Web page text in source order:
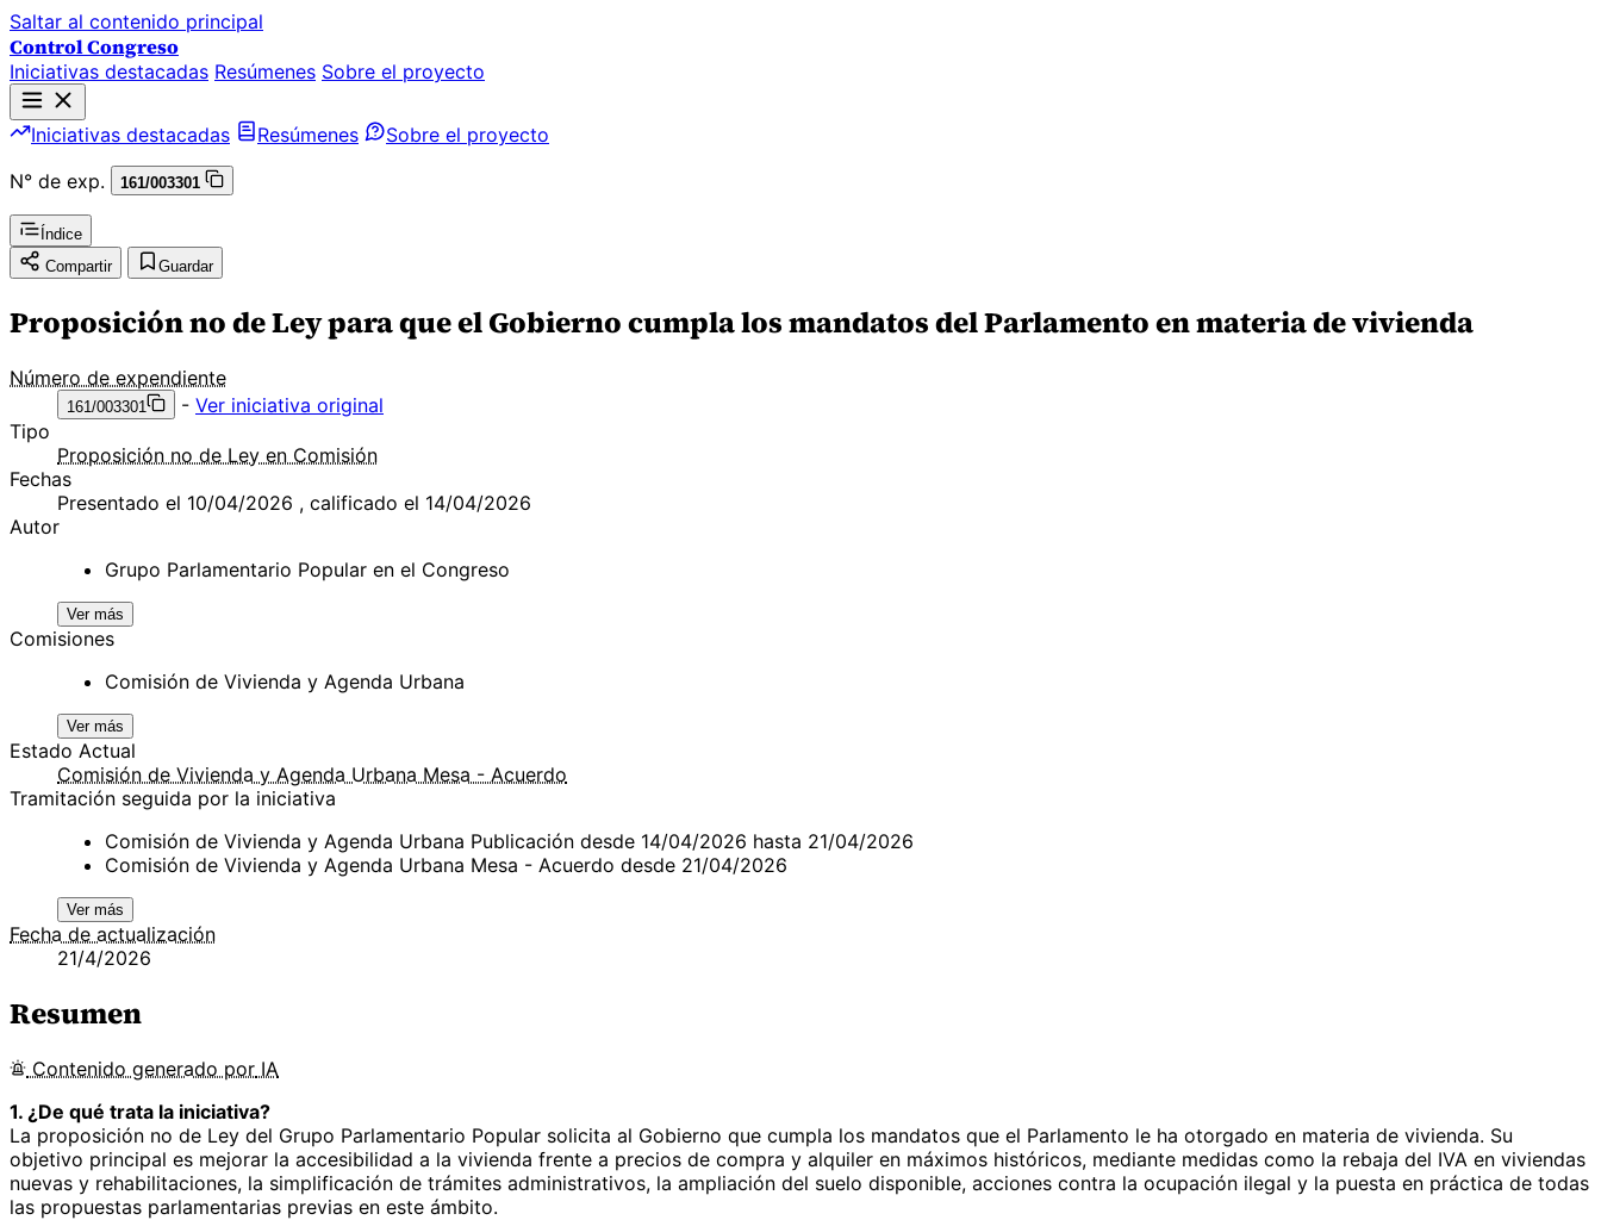
Saltar al contenido principal
Control Congreso
Iniciativas destacadas Resúmenes Sobre el proyecto
Iniciativas destacadas Resúmenes
Sobre el proyecto
N° de exp.
161/003301
Índice
Compartir
Guardar
Proposición no de Ley para que el Gobierno cumpla los mandatos del Parlamento en materia de vivienda
Número de expendiente
161/003301 - Ver iniciativa original
Tipo
Proposición no de Ley en Comisión
Fechas
Presentado el 10/04/2026 , calificado el 14/04/2026
Autor
Grupo Parlamentario Popular en el Congreso
Ver más
Comisiones
Comisión de Vivienda y Agenda Urbana
Ver más
Estado Actual
Comisión de Vivienda y Agenda Urbana Mesa - Acuerdo
Tramitación seguida por la iniciativa
Comisión de Vivienda y Agenda Urbana Publicación desde 14/04/2026 hasta 21/04/2026
Comisión de Vivienda y Agenda Urbana Mesa - Acuerdo desde 21/04/2026
Ver más
Fecha de actualización
21/4/2026
Resumen
Contenido generado por IA
1. ¿De qué trata la iniciativa?
La proposición no de Ley del Grupo Parlamentario Popular solicita al Gobierno que cumpla los mandatos que el Parlamento le ha otorgado en materia de vivienda. Su
objetivo principal es mejorar la accesibilidad a la vivienda frente a precios de compra y alquiler en máximos históricos, mediante medidas como la rebaja del IVA en viviendas
nuevas y rehabilitaciones, la simplificación de trámites administrativos, la ampliación del suelo disponible, acciones contra la ocupación ilegal y la puesta en práctica de todas
las propuestas parlamentarias previas en este ámbito.